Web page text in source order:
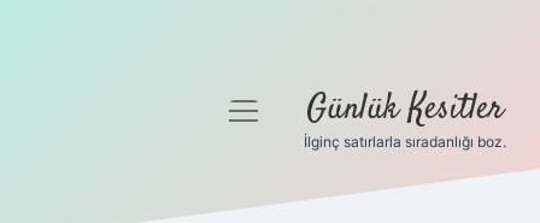
menüyü
Günlük Kesitler
İlginç satırlarla sıradanlığı boz.